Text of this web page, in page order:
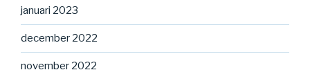
januari 2023
december 2022
november 2022